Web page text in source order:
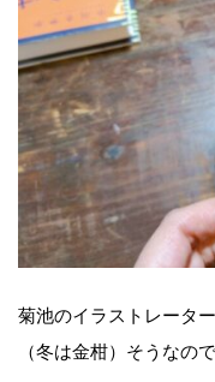
菊池のイラストレータ
（冬は金柑）そうな